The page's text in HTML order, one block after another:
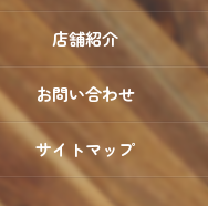
店舗紹介
お問い合わせ
サイトマップ